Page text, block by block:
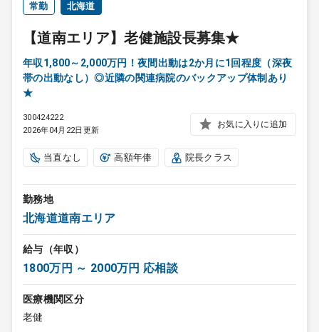
常勤 北海道
【道南エリア】老健施設長募集★
年収1,800～2,000万円！夜間出動は2か月に1回程度（深夜
帯の出動なし）◎近隣の関連病院のバックアップ体制あり
★
300424222
2026年04月22日更新
お気に入りに追加
当直なし 高額年俸 院長クラス
勤務地
北海道道南エリア
給与（年収）
1800万円 ～ 2000万円 応相談
医療機関区分
老健